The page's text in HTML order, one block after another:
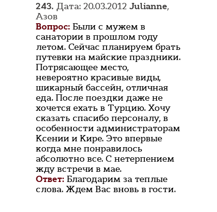
243. Дата: 20.03.2012 Julianne,
Азов
Вопрос: Были с мужем в
санатории в прошлом году
летом. Сейчас планируем брать
путевки на майские праздники.
Потрясающее место,
невероятно красивые виды,
шикарный бассейн, отличная
еда. После поездки даже не
хочется ехать в Турцию. Хочу
сказать спасибо персоналу, в
особенности администраторам
Ксении и Кире. Это впервые
когда мне понравилось
абсолютно все. С нетерпением
жду встречи в мае.
Ответ: Благодарим за теплые
слова. Ждем Вас вновь в гости.